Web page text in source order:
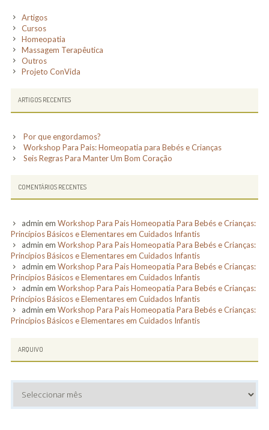
Massagem de
Relaxamento
Massagem
Terapêutica
Tratamentos
Aromaterapia
Drenagem Linfática
Reflexologia Podal
Homeopática
Sacro Craniana
Cursos
Formaçao Online
Academy
Eventos
Artigos
Cursos
Homeopatia
Massagem Terapêutica
Outros
Projeto ConVida
ARTIGOS RECENTES
Por que engordamos?
Workshop Para Pais: Homeopatia para Bebés e Crianças
Seis Regras Para Manter Um Bom Coração
COMENTÁRIOS RECENTES
admin em Workshop Para Pais Homeopatia Para Bebés e Crianças:
Princípios Básicos e Elementares em Cuidados Infantis
admin em Workshop Para Pais Homeopatia Para Bebés e Crianças:
Princípios Básicos e Elementares em Cuidados Infantis
admin em Workshop Para Pais Homeopatia Para Bebés e Crianças:
Princípios Básicos e Elementares em Cuidados Infantis
admin em Workshop Para Pais Homeopatia Para Bebés e Crianças:
Princípios Básicos e Elementares em Cuidados Infantis
admin em Workshop Para Pais Homeopatia Para Bebés e Crianças:
Princípios Básicos e Elementares em Cuidados Infantis
ARQUIVO
Arquivo